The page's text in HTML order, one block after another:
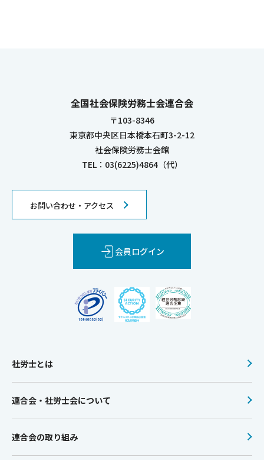
全国社会保険労務士会連合会
〒103-8346
東京都中央区日本橋本石町3-2-12
社会保険労務士会館
TEL：03(6225)4864（代）
お問い合わせ・アクセス
会員ログイン
社労士とは
連合会・社労士会について
連合会の取り組み